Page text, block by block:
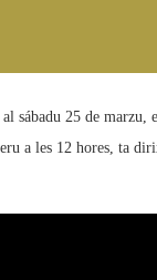
sábadu 25 de marzu,
a les 12 hores, ta